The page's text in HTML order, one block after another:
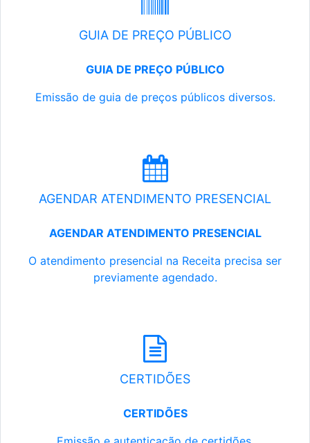
GUIA DE PREÇO PÚBLICO
GUIA DE PREÇO PÚBLICO
Emissão de guia de preços públicos diversos.
AGENDAR ATENDIMENTO PRESENCIAL
AGENDAR ATENDIMENTO PRESENCIAL
O atendimento presencial na Receita precisa ser
previamente agendado.
CERTIDÕES
CERTIDÕES